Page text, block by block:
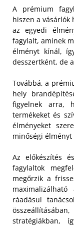
A prémium
hiszen a
az egyedi
fagylalt, aminek
élményt kínál,
desszertként, de
Továbbá, a
hely
figyelnek arra,
termékeket és
élményeket
minőségi élményt
Az előkészítés
fagylaltok
megőrzik a
ráadásul
stratégiákban,